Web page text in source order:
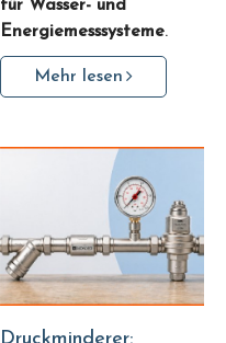
für Wasser- und
Energiemesssysteme.
Mehr lesen